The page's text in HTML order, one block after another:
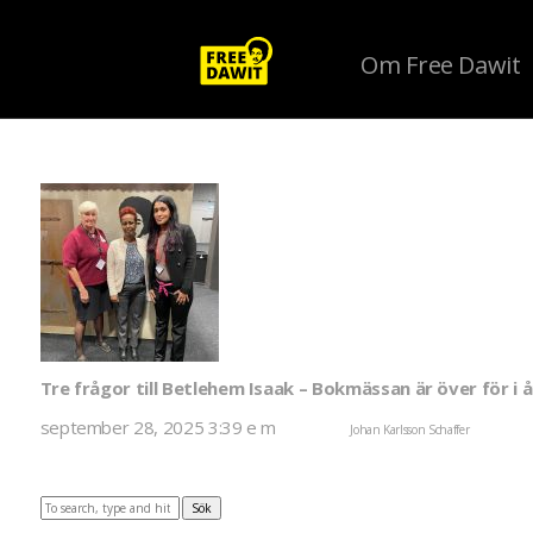
Om Free Dawit
Tre frågor till Betlehem Isaak – Bokmässan är över för i
september 28, 2025 3:39 e m
Johan Karlsson Schaffer
Sök